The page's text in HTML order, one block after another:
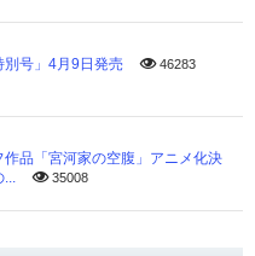
別号」4月9日発売 46283
品「宮河家の空腹」アニメ化決
...
35008